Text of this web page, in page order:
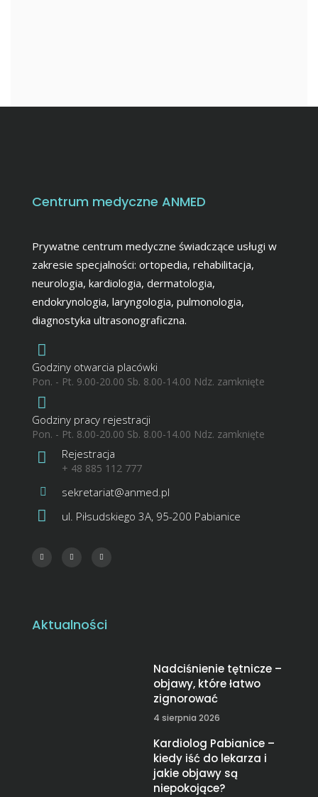
Centrum medyczne ANMED
Prywatne centrum medyczne świadczące usługi w
zakresie specjalności: ortopedia, rehabilitacja,
neurologia, kardiologia, dermatologia,
endokrynologia, laryngologia, pulmonologia,
diagnostyka ultrasonograficzna.
Godziny otwarcia placówki
Pon. - Pt. 9.00-20.00 Sb. 8.00-14.00 Ndz. zamknięte
Godziny pracy rejestracji
Pon. - Pt. 8.00-20.00 Sb. 8.00-14.00 Ndz. zamknięte
Rejestracja
+ 48 885 112 777
sekretariat@anmed.pl
ul. Piłsudskiego 3A, 95-200 Pabianice
Aktualności
Nadciśnienie tętnicze –
objawy, które łatwo
zignorować
4 sierpnia 2026
Kardiolog Pabianice –
kiedy iść do lekarza i
jakie objawy są
niepokojące?